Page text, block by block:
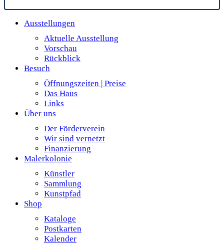
Ausstellungen
Aktuelle Ausstellung
Vorschau
Rückblick
Besuch
Öffnungszeiten | Preise
Das Haus
Links
Über uns
Der Förderverein
Wir sind vernetzt
Finanzierung
Malerkolonie
Künstler
Sammlung
Kunstpfad
Shop
Kataloge
Postkarten
Kalender